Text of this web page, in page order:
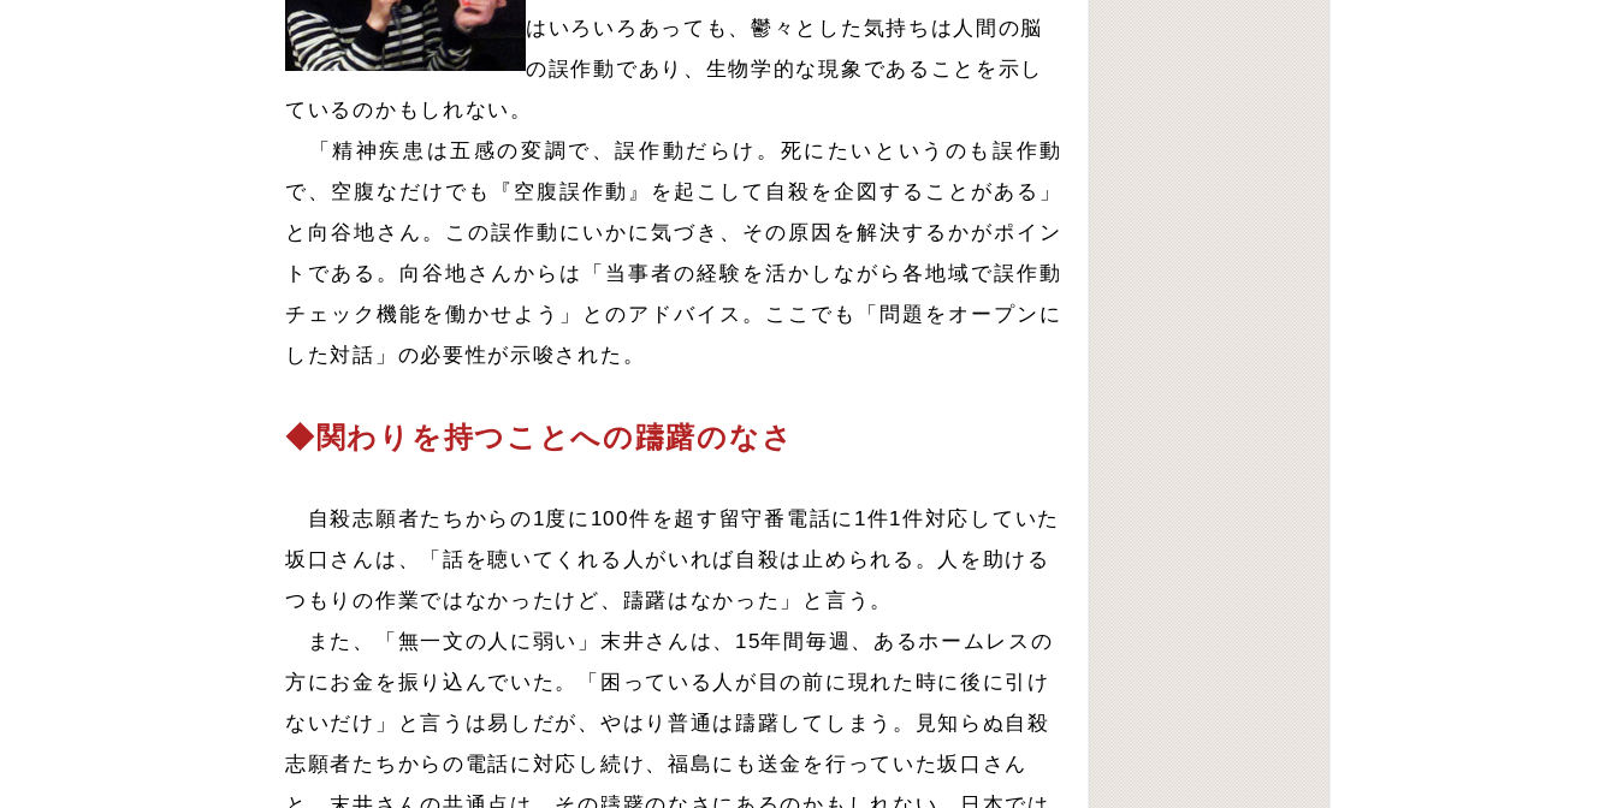
はいろいろあっても、鬱々とした気持ちは人間の脳
の誤作動であり、生物学的な現象であることを示し
ているのかもしれない。
「精神疾患は五感の変調で、誤作動だらけ。死にたいというのも誤作動
で、空腹なだけでも『空腹誤作動』を起こして自殺を企図することがある」
と向谷地さん。この誤作動にいかに気づき、その原因を解決するかがポイン
トである。向谷地さんからは「当事者の経験を活かしながら各地域で誤作動
チェック機能を働かせよう」とのアドバイス。ここでも「問題をオープンに
した対話」の必要性が示唆された。
◆関わりを持つことへの躊躇のなさ
自殺志願者たちからの1度に100件を超す留守番電話に1件1件対応していた
坂口さんは、「話を聴いてくれる人がいれば自殺は止められる。人を助ける
つもりの作業ではなかったけど、躊躇はなかった」と言う。
また、「無一文の人に弱い」末井さんは、15年間毎週、あるホームレスの
方にお金を振り込んでいた。「困っている人が目の前に現れた時に後に引け
ないだけ」と言うは易しだが、やはり普通は躊躇してしまう。見知らぬ自殺
志願者たちからの電話に対応し続け、福島にも送金を行っていた坂口さん